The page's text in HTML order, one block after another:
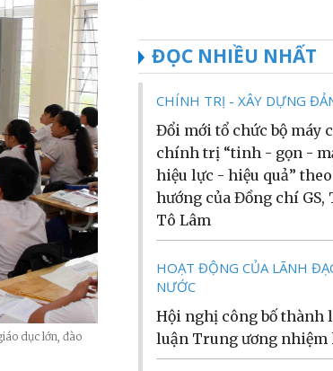
dục lớn, đào
ĐỌC NHIỀU NHẤT
CHÍNH TRỊ - XÂY DỰNG
Đổi mới tổ chức bộ máy
chính trị “tinh - gọn -
hiệu lực - hiệu quả”
hướng của Đồng chí GS,
Tô Lâm
HOẠT ĐỘNG CỦA LÃNH
NƯỚC
Hội nghị công bố thành
luận Trung ương nhiệm